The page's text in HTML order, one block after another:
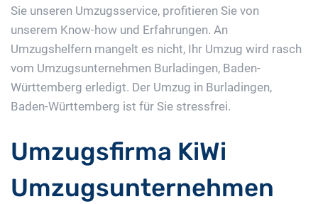
Sie unseren Umzugsservice, profitieren Sie von
unserem Know-how und Erfahrungen. An
Umzugshelfern mangelt es nicht, Ihr Umzug wird rasch
vom Umzugsunternehmen Burladingen, Baden-
Württemberg erledigt. Der Umzug in Burladingen,
Baden-Württemberg ist für Sie stressfrei.
Umzugsfirma KiWi
Umzugsunternehmen